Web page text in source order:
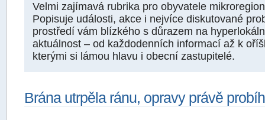
Velmi zajímavá rubrika pro obyvatele
Popisuje události, akce i nejvíce diskutované
prostředí vám blízkého s důrazem na
aktuálnost – od každodenních informací až k
kterými si lámou hlavu i obecní zastupitelé.
Brána utrpěla ránu, opravy právě